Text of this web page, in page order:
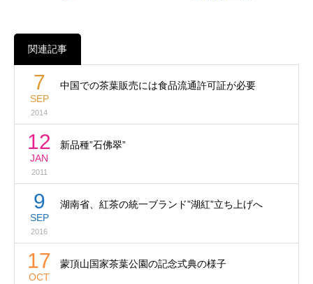
関連記事
7
SEP
2014
中国での茶葉販売には食品流通許可証が必要
12
JAN
2011
新品種”石佛翠”
9
SEP
2016
湖南省、紅茶の統一ブランド”湖紅”立ち上げへ
17
OCT
蒙頂山国家茶葉公園の記念式典の様子